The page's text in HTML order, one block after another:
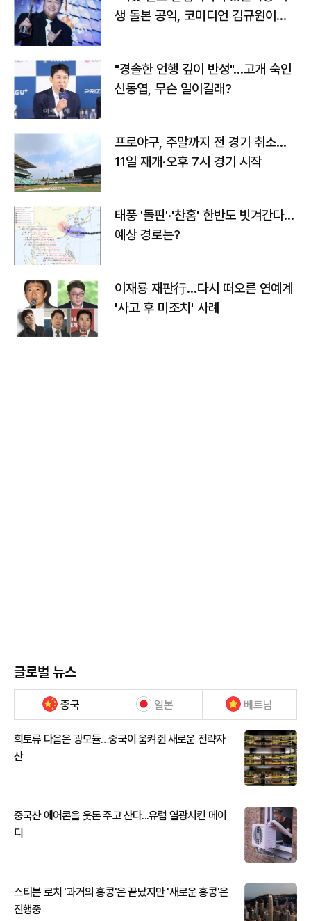
생 돌본 공익, 코미디언 김규원이었
"경솔한 언행 깊이 반성"…고개 숙인
신동엽, 무슨 일이길래?
프로야구, 주말까지 전 경기 취소…
11일 재개·오후 7시 경기 시작
태풍 '돌핀'·'찬홈' 한반도 빗겨간다…
예상 경로는?
이재룡 재판行…다시 떠오른 연예계
'사고 후 미조치' 사례
글로벌 뉴스
중국 일본 베트남
희토류 다음은 광모듈…중국이 움켜쥔 새로운 전략자
산
중국산 에어콘을 웃돈 주고 산다...유럽 열광시킨 메이
디
스티븐 로치 '과거의 홍콩'은 끝났지만 '새로운 홍콩'은
진행중